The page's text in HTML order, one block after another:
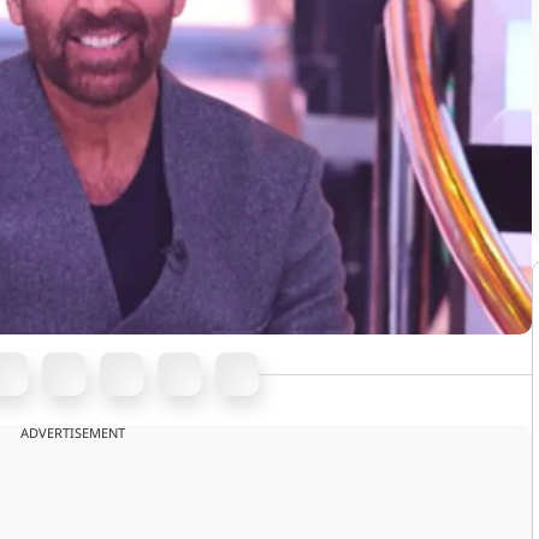
ADVERTISEMENT